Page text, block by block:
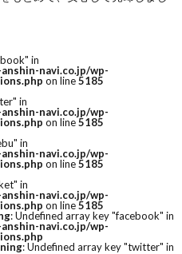
in
navi.co.jp/wp-
on line5185
in
navi.co.jp/wp-
on line5185
in
navi.co.jp/wp-
on line5185
in
navi.co.jp/wp-
on line5185
: Undefined array key "facebook" in
navi.co.jp/wp-
: Undefined array key "twitter" in